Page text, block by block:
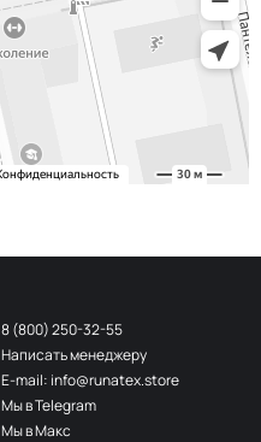
8 (800) 250-32-55
Написать менеджеру
E-mail: info@runatex.store
Мы в Telegram
Мы в Макс